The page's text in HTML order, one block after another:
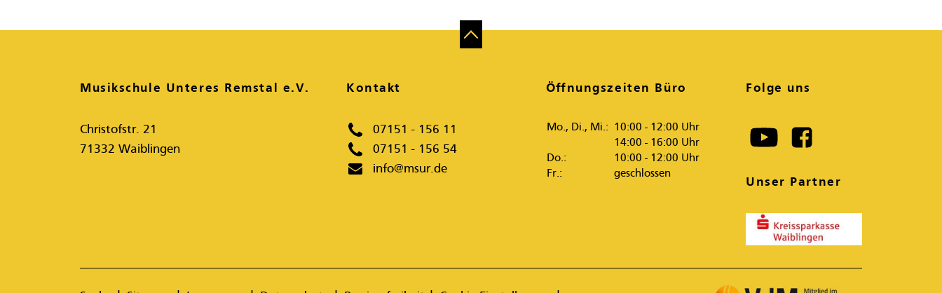
Musikschule Unteres Remstal e.V.
Christofstr. 21
71332 Waiblingen
Kontakt
07151 - 156 11
07151 - 156 54
info@msur.de
Öffnungszeiten Büro
Mo., Di., Mi.: 10:00 - 12:00 Uhr
14:00 - 16:00 Uhr
Do.:
10:00 - 12:00 Uhr
Fr.:
geschlossen
Folge uns
Unser Partner